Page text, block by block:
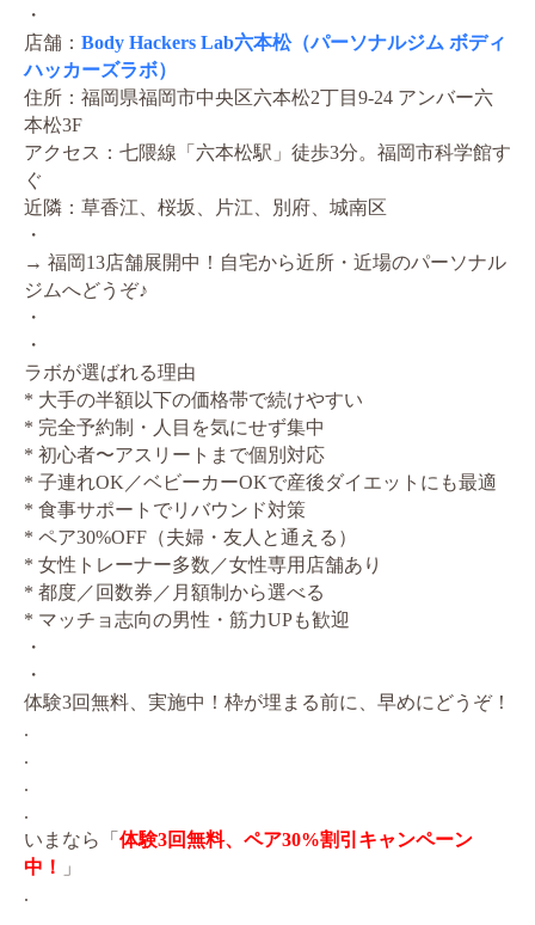
・
店舗： Body Hackers Lab六本松（パーソナルジム ボディ
ハッカーズラボ）
住所：福岡県福岡市中央区六本松2丁目9-24 アンバー六
本松3F
アクセス：七隈線「六本松駅」徒歩3分。福岡市科学館す
ぐ
近隣：草香江、桜坂、片江、別府、城南区
・
→ 福岡13店舗展開中！自宅から近所・近場のパーソナル
ジムへどうぞ♪
・
・
ラボが選ばれる理由
* 大手の半額以下の価格帯で続けやすい
* 完全予約制・人目を気にせず集中
* 初心者〜アスリートまで個別対応
* 子連れOK／ベビーカーOKで産後ダイエットにも最適
* 食事サポートでリバウンド対策
* ペア30%OFF（夫婦・友人と通える）
* 女性トレーナー多数／女性専用店舗あり
* 都度／回数券／月額制から選べる
* マッチョ志向の男性・筋力UPも歓迎
・
・
体験3回無料、実施中！枠が埋まる前に、早めにどうぞ！
.
.
.
.
いまなら「 体験3回無料、ペア30%割引キャンペーン
中！
」
.